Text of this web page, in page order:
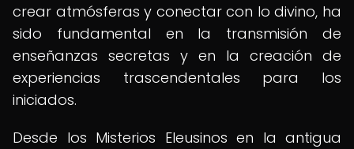
crear atmósferas y conectar con lo divino, ha
sido fundamental en la transmisión de
enseñanzas secretas y en la creación de
experiencias trascendentales para los
iniciados.
Desde los Misterios Eleusinos en la antigua